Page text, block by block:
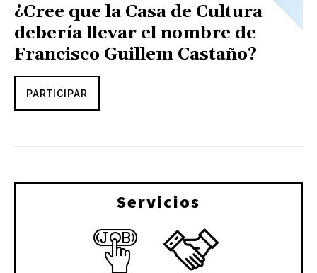
¿Cree que la Casa de Cultura
debería llevar el nombre de
Francisco Guillem Castaño?
PARTICIPAR
Servicios